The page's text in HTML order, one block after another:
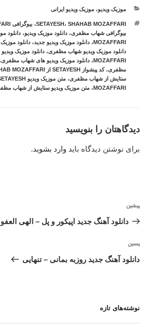
دسته‌ها
موزیک ویدیو،موزیک ویدیو ایرانی
برچسب‌ها SETAYESH ، SHAHAB MOZAFFARI ،بیوگرافی SHAHAB MOZAFFARI
بیوگرافی شهاب مظفری،دانلود موزیک ویدیو،
MOZAFFARI ،دانلود موزیک ویدیو جدید،دانلود
دانلود موزیک ویدیو شهاب مظفری،
MOZAFFARI ،دانلود موزیک ویدیو های شهاب مظفری
مظفری،کد پیشواز SETAYESH از SHAHAB MOZAFFARI
ستایش از شهاب مظفری،
MOZAFFARI ،متن موزیک ویدیو ستایش از شهاب
دیدگاهتان را بنویسید
برای نوشتن دیدگاه باید وارد بشوید.
نوشته
قبلی
پیشین
دانلود آهنگ جدید اپیکور و پل – الهی العفو
نوشته‌ٔ
بعدی
پسین
دانلود آهنگ جدید روزبه بمانی – تنهایی
نوشته‌های تازه